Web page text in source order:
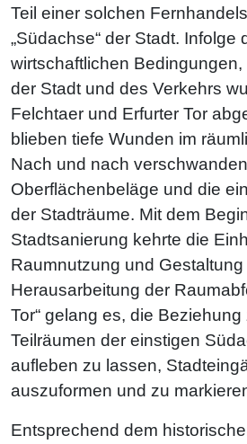
Teil einer solchen
„Südachse“ der Stadt. Infolge
wirtschaftlichen
der Stadt und des Verkehrs
Felchtaer und Erfurter Tor
blieben tiefe Wunden im
Nach und nach
Oberflächenbeläge und die
der Stadträume. Mit dem
Stadtsanierung kehrte die
Raumnutzung und
Herausarbeitung der
Tor“ gelang es, die
Teilräumen der einstigen
aufleben zu lassen,
auszuformen und zu
Entsprechend dem